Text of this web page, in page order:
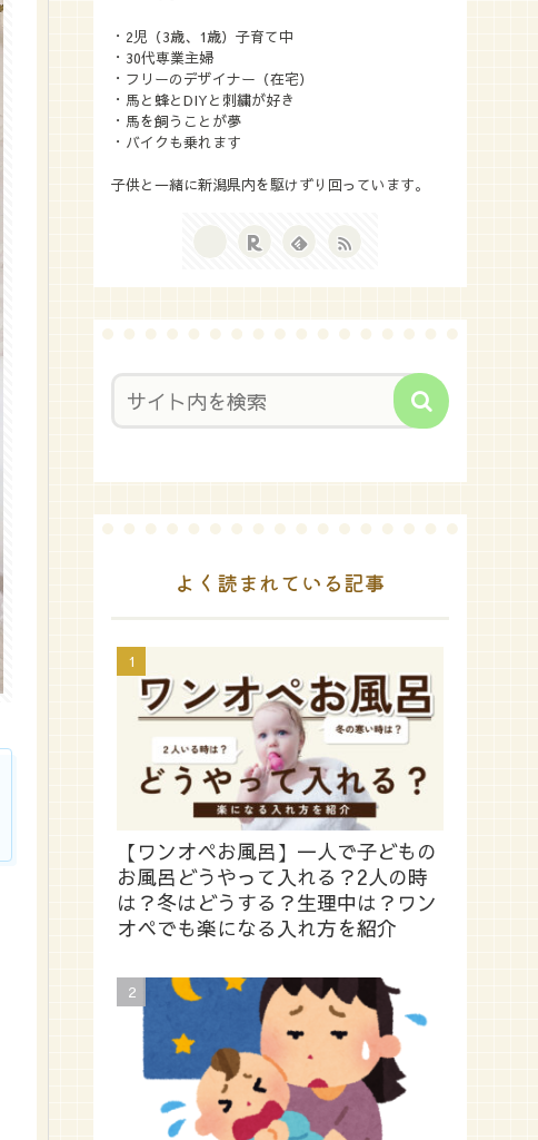
・2児（3歳、1歳）子育て中
・30代専業主婦
・フリーのデザイナー（在宅）
・馬と蜂とDIYと刺繍が好き
・馬を飼うことが夢
・バイクも乗れます
子供と一緒に新潟県内を駆けずり回っています。
よく読まれている記事
【ワンオペお風呂】一人で子どもの
お風呂どうやって入れる？2人の時
は？冬はどうする？生理中は？ワン
オペでも楽になる入れ方を紹介